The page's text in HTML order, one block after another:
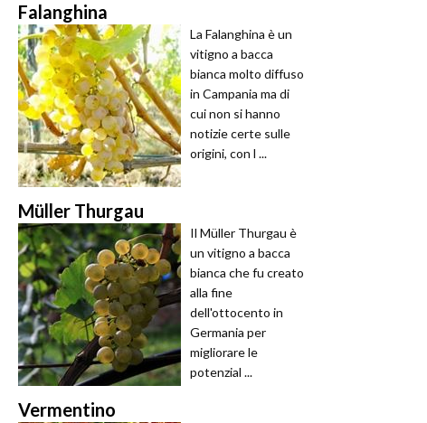
Falanghina
La Falanghina è un
vitigno a bacca
bianca molto diffuso
in Campania ma di
cui non si hanno
notizie certe sulle
origini, con l ...
Müller Thurgau
Il Müller Thurgau è
un vitigno a bacca
bianca che fu creato
alla fine
dell'ottocento in
Germania per
migliorare le
potenzial ...
Vermentino